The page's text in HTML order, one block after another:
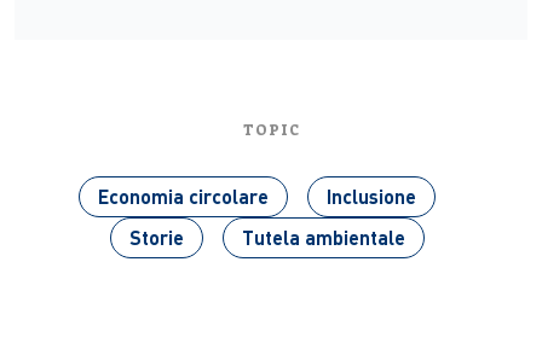
TOPIC
Economia circolare
Inclusione
Storie
Tutela ambientale